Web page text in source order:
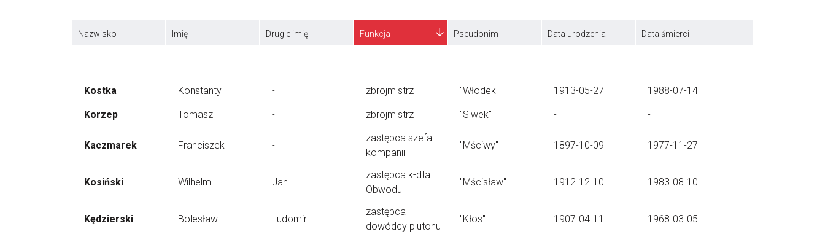
Nazwisko Imię Drugie imię Funkcja Pseudonim Data urodzenia Data śmierci
Kostka Konstanty - zbrojmistrz "Włodek" 1913-05-27 1988-07-14
Korzep Tomasz - zbrojmistrz "Siwek" - -
Kaczmarek Franciszek -
zastępca szefa
kompanii
"Mściwy" 1897-10-09 1977-11-27
Kosiński Wilhelm Jan
zastępca k-dta
Obwodu
"Mścisław" 1912-12-10 1983-08-10
Kędzierski Bolesław Ludomir
zastępca
dowódcy plutonu
"Kłos" 1907-04-11 1968-03-05